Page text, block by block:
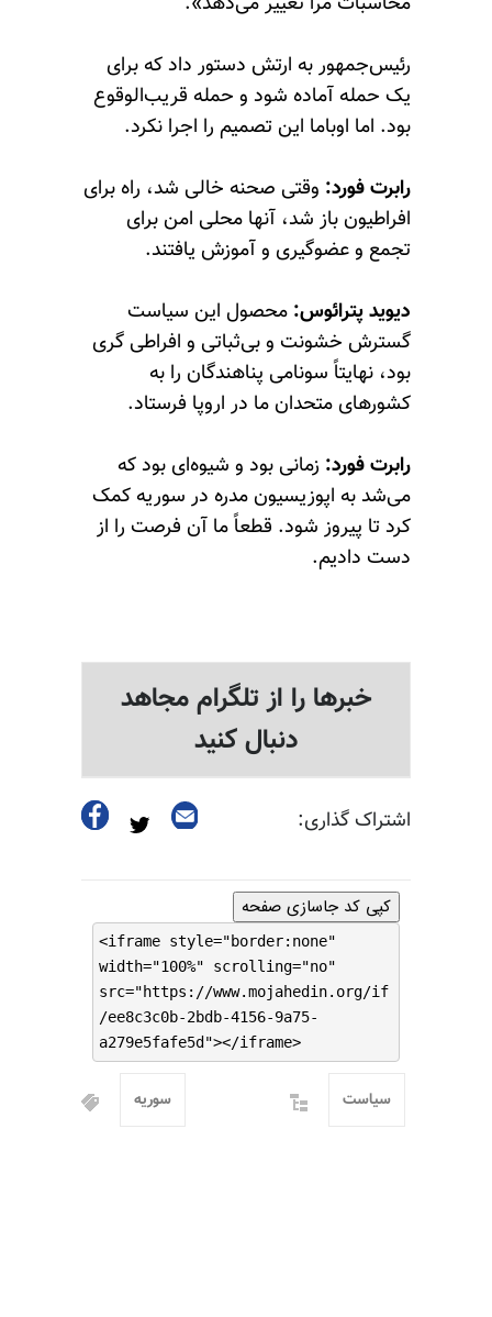
رئیس‌جمهور به ارتش دستور داد که برای
یک حمله آماده شود و حمله قریب‌الوقوع
بود. اما اوباما این تصمیم را اجرا نکرد.
رابرت فورد: وقتی صحنه خالی شد، راه برای
افراطیون باز شد، آنها محلی امن برای
تجمع و عضوگیری و آموزش یافتند.
دیوید پترائوس: محصول این سیاست
گسترش خشونت و بی‌ثباتی و افراطی گری
بود، نهایتاً سونامی پناهندگان را به
کشورهای متحدان ما در اروپا فرستاد.
رابرت فورد: زمانی بود و شیوه‌ای بود که
می‌شد به اپوزیسیون مدره در سوریه کمک
کرد تا پیروز شود. قطعاً ما آن فرصت را از
دست دادیم.
خبرها را از تلگرام مجاهد
دنبال کنید
اشتراک گذاری:
کپی کد جاسازی صفحه
<iframe style="border:none"
width="100%" scrolling="no"
src="https://www.mojahedin.org/if
/ee8c3c0b-2bdb-4156-9a75-
a279e5fafe5d"></iframe>
سوریه سیاست